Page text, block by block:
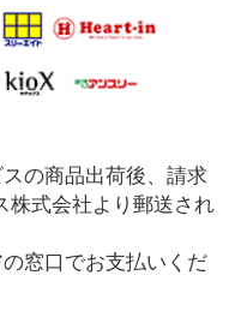
の商品出荷後、請求
株式会社より郵送され
窓口でお支払いくだ